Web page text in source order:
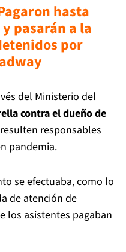
hasta
pasarán a la
por
del Ministerio del
contra el dueño de
responsables
pandemia.
se efectuaba, como lo
de atención de
los asistentes pagaban